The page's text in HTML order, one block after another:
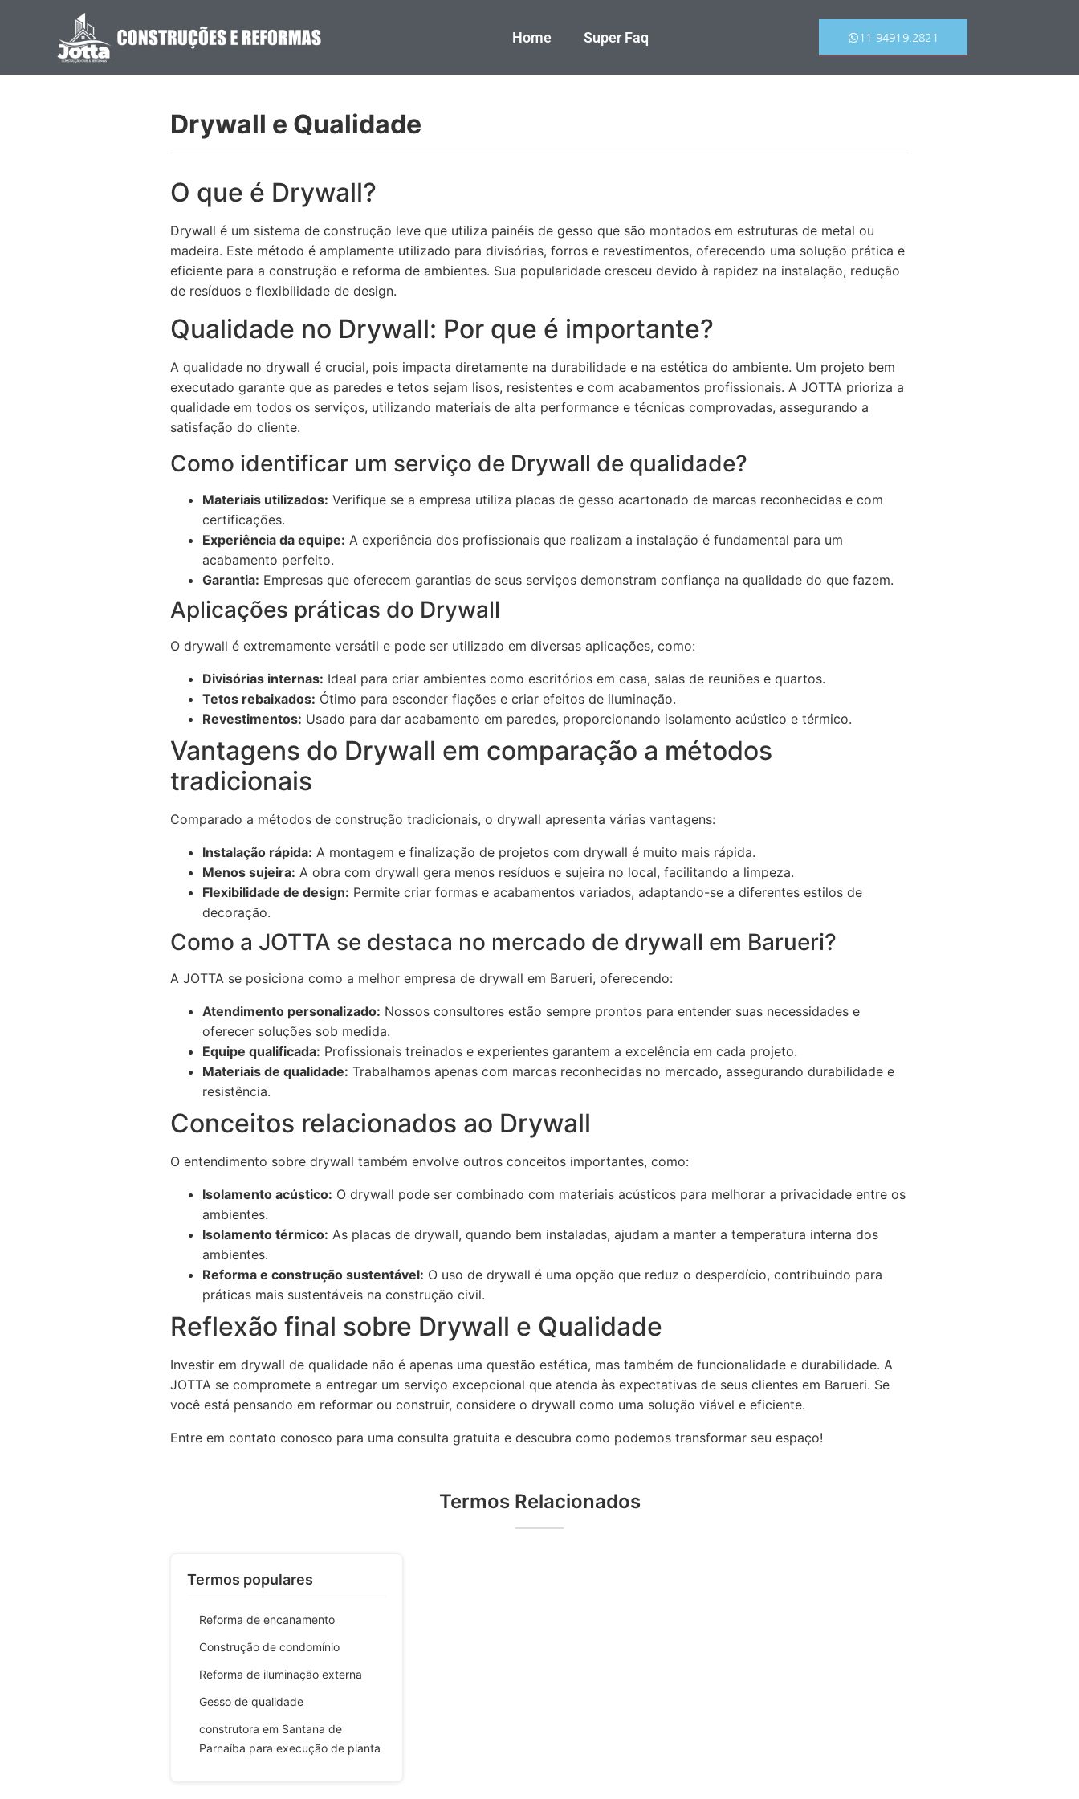
Home Super Faq 11 94919.2821
Drywall e Qualidade
O que é Drywall?
Drywall é um sistema de construção leve que utiliza painéis de gesso que são montados em estruturas de metal ou
madeira. Este método é amplamente utilizado para divisórias, forros e revestimentos, oferecendo uma solução prática e
eficiente para a construção e reforma de ambientes. Sua popularidade cresceu devido à rapidez na instalação, redução
de resíduos e flexibilidade de design.
Qualidade no Drywall: Por que é importante?
A qualidade no drywall é crucial, pois impacta diretamente na durabilidade e na estética do ambiente. Um projeto bem
executado garante que as paredes e tetos sejam lisos, resistentes e com acabamentos profissionais. A JOTTA prioriza a
qualidade em todos os serviços, utilizando materiais de alta performance e técnicas comprovadas, assegurando a
satisfação do cliente.
Como identificar um serviço de Drywall de qualidade?
Materiais utilizados: Verifique se a empresa utiliza placas de gesso acartonado de marcas reconhecidas e com
certificações.
Experiência da equipe: A experiência dos profissionais que realizam a instalação é fundamental para um
acabamento perfeito.
Garantia: Empresas que oferecem garantias de seus serviços demonstram confiança na qualidade do que fazem.
Aplicações práticas do Drywall
O drywall é extremamente versátil e pode ser utilizado em diversas aplicações, como:
Divisórias internas: Ideal para criar ambientes como escritórios em casa, salas de reuniões e quartos.
Tetos rebaixados: Ótimo para esconder fiações e criar efeitos de iluminação.
Revestimentos: Usado para dar acabamento em paredes, proporcionando isolamento acústico e térmico.
Vantagens do Drywall em comparação a métodos
tradicionais
Comparado a métodos de construção tradicionais, o drywall apresenta várias vantagens:
Instalação rápida: A montagem e finalização de projetos com drywall é muito mais rápida.
Menos sujeira: A obra com drywall gera menos resíduos e sujeira no local, facilitando a limpeza.
Flexibilidade de design: Permite criar formas e acabamentos variados, adaptando-se a diferentes estilos de
decoração.
Como a JOTTA se destaca no mercado de drywall em Barueri?
A JOTTA se posiciona como a melhor empresa de drywall em Barueri, oferecendo:
Atendimento personalizado: Nossos consultores estão sempre prontos para entender suas necessidades e
oferecer soluções sob medida.
Equipe qualificada: Profissionais treinados e experientes garantem a excelência em cada projeto.
Materiais de qualidade: Trabalhamos apenas com marcas reconhecidas no mercado, assegurando durabilidade e
resistência.
Conceitos relacionados ao Drywall
O entendimento sobre drywall também envolve outros conceitos importantes, como:
Isolamento acústico: O drywall pode ser combinado com materiais acústicos para melhorar a privacidade entre os
ambientes.
Isolamento térmico: As placas de drywall, quando bem instaladas, ajudam a manter a temperatura interna dos
ambientes.
Reforma e construção sustentável: O uso de drywall é uma opção que reduz o desperdício, contribuindo para
práticas mais sustentáveis na construção civil.
Reflexão final sobre Drywall e Qualidade
Investir em drywall de qualidade não é apenas uma questão estética, mas também de funcionalidade e durabilidade. A
JOTTA se compromete a entregar um serviço excepcional que atenda às expectativas de seus clientes em Barueri. Se
você está pensando em reformar ou construir, considere o drywall como uma solução viável e eficiente.
Entre em contato conosco para uma consulta gratuita e descubra como podemos transformar seu espaço!
Termos Relacionados
Termos populares
Reforma de encanamento
Construção de condomínio
Reforma de iluminação externa
Gesso de qualidade
construtora em Santana de
Parnaíba para execução de planta